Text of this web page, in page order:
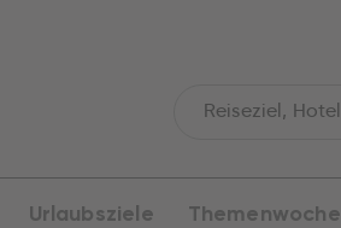
Urlaubsziele